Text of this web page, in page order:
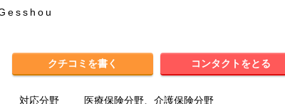
クチコミを書く コンタクトをとる
対応分野 医療保険分野、介護保険分野